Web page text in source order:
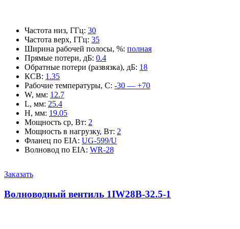
Частота низ, ГГц: 30
Частота верх, ГГц: 35
Ширина рабочей полосы, %: полная
Прямые потери, дБ: 0.4
Обратные потери (развязка), дБ: 18
КСВ: 1.35
Рабочие температуры, С: -30 — +70
W, мм: 12.7
L, мм: 25.4
H, мм: 19.05
Мощность ср, Вт: 2
Мощность в нагрузку, Вт: 2
Фланец по EIA: UG-599/U
Волновод по EIA: WR-28
Заказать
Волноводный вентиль 1IW28B-32.5-1